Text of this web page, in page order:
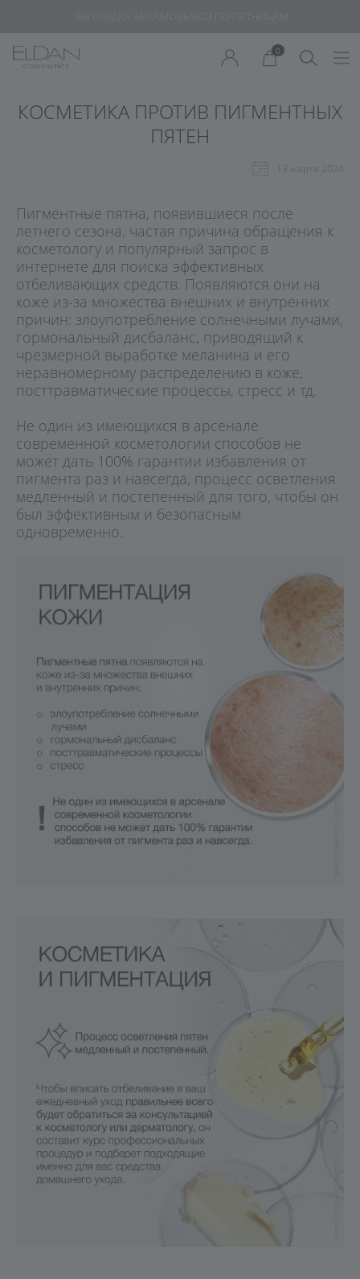
0
КОСМЕТИКА ПРОТИВ ПИГМЕНТНЫХ
ПЯТЕН
Пигментные пятна, появившиеся после
летнего сезона, частая причина обращения к
косметологу и популярный запрос в
интернете для поиска эффективных
отбеливающих средств. Появляются они на
коже из-за множества внешних и внутренних
причин: злоупотребление солнечными лучами,
гормональный дисбаланс, приводящий к
чрезмерной выработке меланина и его
неравномерному распределению в коже,
посттравматические процессы, стресс и тд.
Не один из имеющихся в арсенале
современной косметологии способов не
может дать 100% гарантии избавления от
пигмента раз и навсегда, процесс осветления
медленный и постепенный для того, чтобы он
был эффективным и безопасным
одновременно.